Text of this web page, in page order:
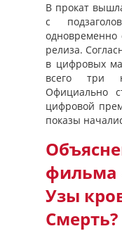
В прокат
с
одновременно
релиза.
в цифровых
всего три
Официально
цифровой
показы
фильма
Узы
Смерть?